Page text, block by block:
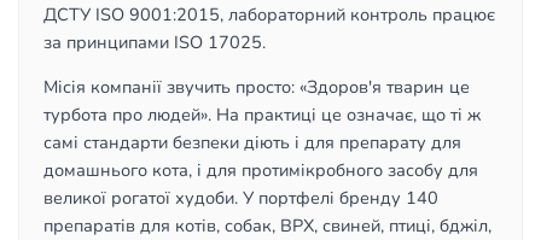
ДСТУ ISO 9001:2015, лабораторний контроль працює
за принципами ISO 17025.
Місія компанії звучить просто: «Здоров'я тварин це
турбота про людей». На практиці це означає, що ті ж
самі стандарти безпеки діють і для препарату для
домашнього кота, і для протимікробного засобу для
великої рогатої худоби. У портфелі бренду 140
препаратів для котів, собак, ВРХ, свиней, птиці, бджіл,